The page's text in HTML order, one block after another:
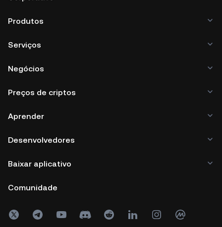
Produtos
Serviços
Negócios
Preços de criptos
Aprender
Desenvolvedores
Baixar aplicativo
Comunidade